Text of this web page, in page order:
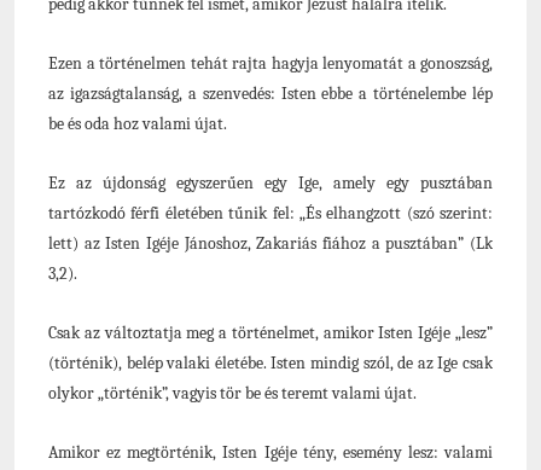
Ezen a történelmen tehát rajta hagyja lenyomatát a gonoszság,
az igazságtalanság, a szenvedés: Isten ebbe a történelembe lép
be és oda hoz valami újat.
Ez az újdonság egyszerűen egy Ige, amely egy pusztában
tartózkodó férfi életében tűnik fel: „És elhangzott (szó szerint:
lett) az Isten Igéje Jánoshoz, Zakariás fiához a pusztában” (Lk
3,2).
Csak az változtatja meg a történelmet, amikor Isten Igéje „lesz”
(történik), belép valaki életébe. Isten mindig szól, de az Ige csak
olykor „történik”, vagyis tör be és teremt valami újat.
Amikor ez megtörténik, Isten Igéje tény, esemény lesz: valami